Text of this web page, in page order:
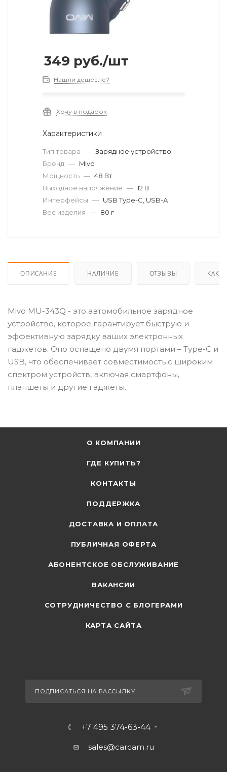
349 руб./шт
Нашли дешевле?
Хочу в подарок
Характеристики
Тип товара — Зарядное устройство
Бренд — Mivo
Мощность — 48 Вт
Выходное напряжение — 12 В
Интерфейсы — USB Type-C, USB-A
Вес изделия — 80 г
ОПИСАНИЕ НАЛИЧИЕ ОТЗЫВЫ КАК
Mivo MU-343Q - это автомобильное зарядное
устройство, которое гарантирует быструю и
эффективную зарядку ваших электронных
гаджетов. Оно оснащено двумя портами – Type-C и
USB, что обеспечивает совместимость с широким
спектром устройств, включая смартфоны,
планшеты и другие гаджеты.
О КОМПАНИИ
ГДЕ КУПИТЬ?
КОНТАКТЫ
ПОДДЕРЖКА
ДОСТАВКА И ОПЛАТА
ПУБЛИЧНАЯ ОФЕРТА
АБОНЕНТСКОЕ ОБСЛУЖИВАНИЕ
ВАКАНСИИ
СОТРУДНИЧЕСТВО С БЛОГЕРАМИ
КАРТА САЙТА
ПОДПИСАТЬСЯ НА РАССЫЛКУ
+7 495 374-63-44
sales@carcam.ru